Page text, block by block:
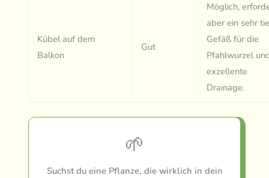
Kübel auf dem
Balkon
Gut
Möglich,
aber ein sehr
Gefäß für die
Pfahlwurzel
exzellente
Drainage.
🌱
Suchst du eine Pflanze, die wirklich in dein